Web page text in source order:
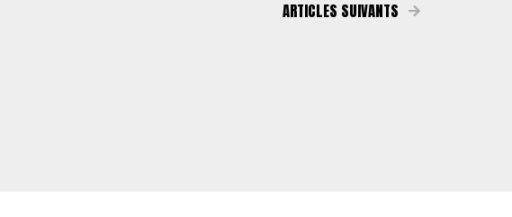
ARTICLES SUIVANTS